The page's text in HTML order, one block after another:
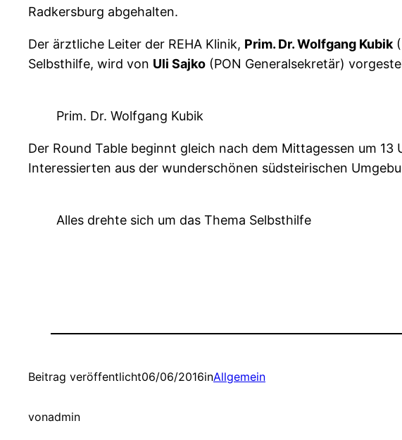
Radkersburg abgehalten.
Der ärztliche Leiter der REHA Klinik, Prim. Dr. Wolfgang Kubik
Selbsthilfe, wird von Uli Sajko (PON Generalsekretär)
Prim. Dr. Wolfgang Kubik
Der Round Table beginnt gleich nach dem Mittagessen um
Interessierten aus der wunderschönen südsteirischen
Alles drehte sich um das Thema Selbsthilfe
Beitrag veröffentlicht06/06/2016inAllgemein
vonadmin